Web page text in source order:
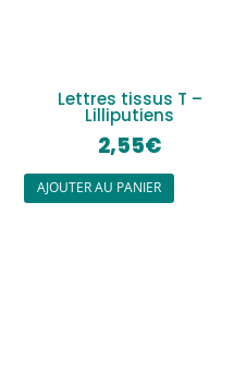
Lettres tissus T –
Lilliputiens
2,55€
AJOUTER AU PANIER